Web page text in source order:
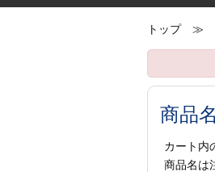
トップ≫ リ
商品名
カート内
商品名は